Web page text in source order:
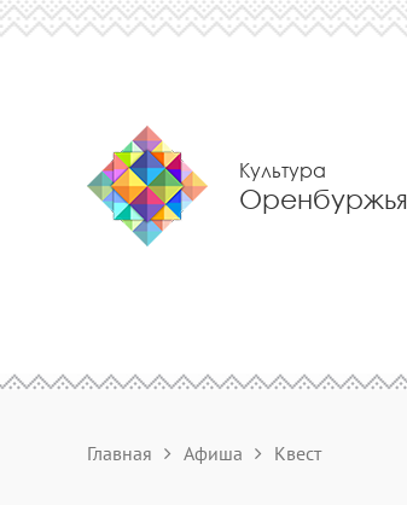
Культура
Оренбуржья
Главная Афиша Квест